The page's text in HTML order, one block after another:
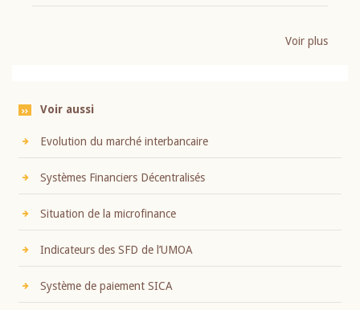
Voir plus
Voir aussi
Evolution du marché interbancaire
Systèmes Financiers Décentralisés
Situation de la microfinance
Indicateurs des SFD de l’UMOA
Système de paiement SICA